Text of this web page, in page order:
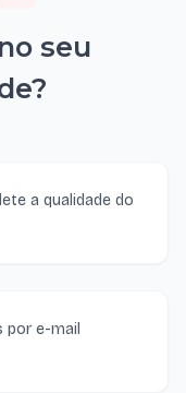
seu
?
a qualidade do
e-mail